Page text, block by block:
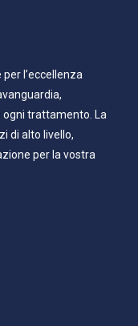
l’eccellenza
ogni trattamento. La
di alto livello,
per la vostra